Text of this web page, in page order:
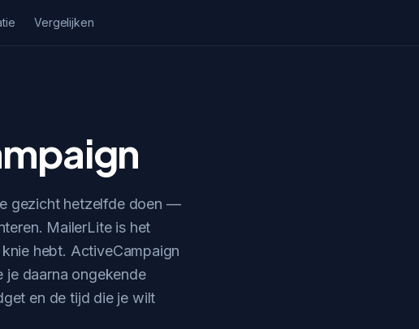
Vergelijken
gezicht hetzelfde doen —
MailerLite is het
hebt. ActiveCampaign
je daarna ongekende
en de tijd die je wilt